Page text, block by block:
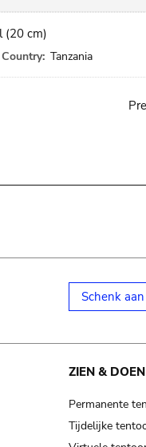
(20 cm)
Country: Tanzania
Schenk
ZIEN & DOEN
Permanente
Tijdelijke